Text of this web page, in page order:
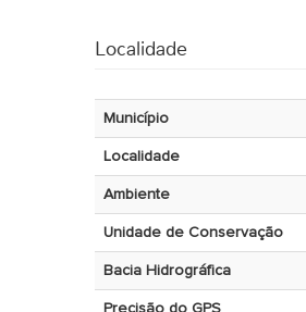
Localidade
Município
Localidade
Ambiente
Unidade de Conservação
Bacia Hidrográfica
Precisão do GPS